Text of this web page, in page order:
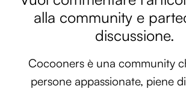
alla community e
discussione.
Cocooners è una community
persone appassionate, piene